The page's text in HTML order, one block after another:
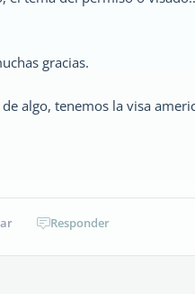
gracias.
algo, tenemos la visa
Responder